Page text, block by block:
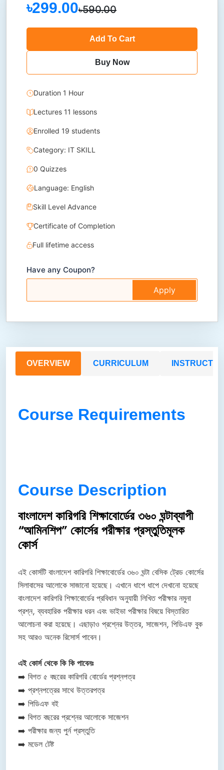
OVERVIEW CURRICULUM
Course Requirements
Course Description
বাংলাদেশ কারিগরি শিক্ষাবোর্ডের ৩৬০ ঘন্টাব্যাপী
“আমিনশিপ” কোর্সের পরীক্ষার প্রস্তুতিমূলক
কোর্স
এই কোর্সটি বাংলাদেশ কারিগরি শিক্ষাবোর্ডের ৩৬০ ঘন্টা বেসিক ট্রেড কোর্সের
সিলাবাসের আলোকে সাজানো হয়েছে। এখানে ধাপে ধাপে দেখানো হয়েছে
বাংলাদেশ কারিগরি শিক্ষাবোর্ডের প্রবিধান অনুযায়ী লিখিত পরীক্ষার নমুনা
প্রশ্ন, ব্যবহারিক পরীক্ষার ধরন এবং ভাইভা পরীক্ষার বিষয়ে বিস্তারিত
আলোচনা করা হয়েছে। এছাড়াও প্রশ্নের উত্তর, সাজেশন, পিডিএফ বুক
সহ আরও অনেক রিসোর্স পাবেন।
এই কোর্স থেকে কি কি পাবেনঃ
➡️ বিগত ৫ বছরের কারিগরি বোর্ডের প্রশ্নপত্র
➡️ প্রশ্নপত্রের সাথে উত্তরপত্র
➡️ পিডিএফ বই
➡️ বিগত বছরের প্রশ্নের আলোকে সাজেশন
➡️ পরীক্ষার জন্য পুর্ন প্রস্তুতি
➡️ মডেল টেষ্ট
৳299.00৳590.00
Add To Cart
Buy Now
Duration 1 Hour
Lectures 11 lessons
Enrolled 19 students
Category: IT SKILL
0 Quizzes
Language: English
Skill Level Advance
Certificate of Completion
Full lifetime access
Have any Coupon?
Apply